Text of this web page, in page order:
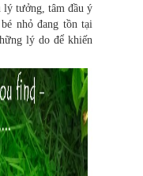
lý tưởng, tâm đầu ý
nhỏ đang tồn tại
lý do để khiến